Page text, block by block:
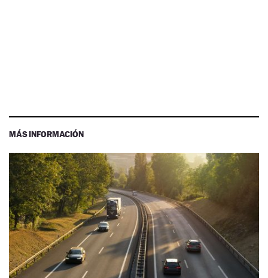
MÁS INFORMACIÓN